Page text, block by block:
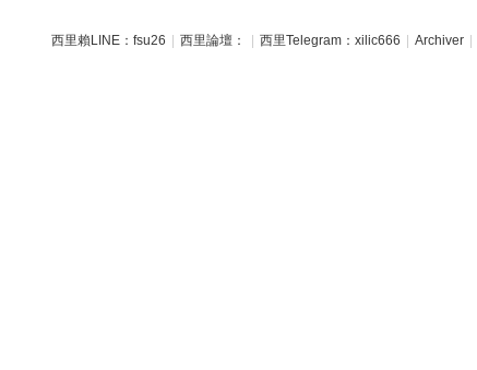
西里賴LINE：fsu26 西里論壇： 西里Telegram：xilic666 Archiver